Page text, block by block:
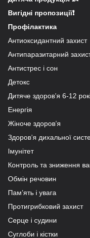
Вигідні пропозиції❗
Профілактика
Антиоксидантний захист
Антипаразитарний
Антистрес і сон
Детокс
Дитяче здоров’я 6-12
Енергія
Жіноче здоров’я
Здоров’я дихальної
Імунітет
Контроль та зниження
Обмін речовин
Пам’ять і увага
Протигрибковий захист
Серце і судини
Суглоби і кістки